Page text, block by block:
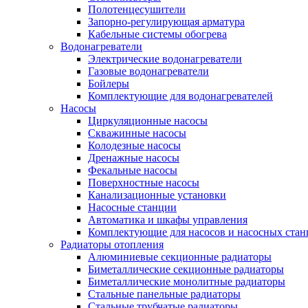
Полотенцесушители
Запорно-регулирующая арматура
Кабельные системы обогрева
Водонагреватели
Электрические водонагреватели
Газовые водонагреватели
Бойлеры
Комплектующие для водонагревателей
Насосы
Циркуляционные насосы
Скважинные насосы
Колодезные насосы
Дренажные насосы
Фекальные насосы
Поверхностные насосы
Канализационные установки
Насосные станции
Автоматика и шкафы управления
Комплектующие для насосов и насосных
Радиаторы отопления
Алюминиевые секционные радиаторы
Биметаллические секционные радиаторы
Биметаллические монолитные радиаторы
Стальные панельные радиаторы